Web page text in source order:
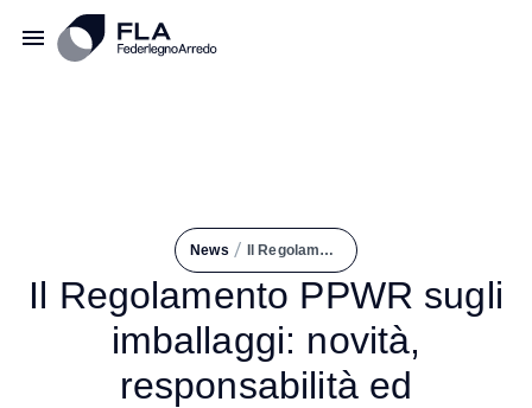
News / Il Regolamento PPWR Sugli Imballaggi: Novità, Responsabilità Ed Opportunità
Il Regolamento PPWR sugli
imballaggi: novità,
responsabilità ed